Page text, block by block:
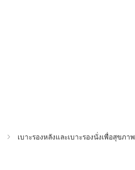
เบาะรองหลังและเบาะรองนั่งเพื่อสุขภาพ